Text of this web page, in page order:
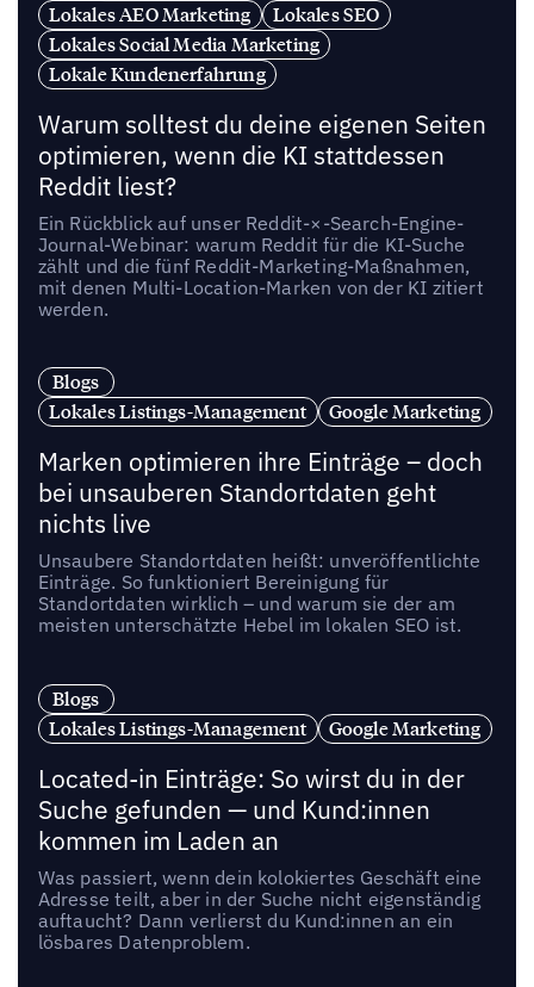
Lokales AEO Marketing
Lokales SEO
Lokales Social Media Marketing
Lokale Kundenerfahrung
Warum solltest du deine eigenen Seiten
optimieren, wenn die KI stattdessen
Reddit liest?
Ein Rückblick auf unser Reddit-×-Search-Engine-
Journal-Webinar: warum Reddit für die KI-Suche
zählt und die fünf Reddit-Marketing-Maßnahmen,
mit denen Multi-Location-Marken von der KI zitiert
werden.
Blogs
Lokales Listings-Management
Google Marketing
Marken optimieren ihre Einträge – doch
bei unsauberen Standortdaten geht
nichts live
Unsaubere Standortdaten heißt: unveröffentlichte
Einträge. So funktioniert Bereinigung für
Standortdaten wirklich – und warum sie der am
meisten unterschätzte Hebel im lokalen SEO ist.
Blogs
Lokales Listings-Management
Google Marketing
Located-in Einträge: So wirst du in der
Suche gefunden — und Kund:innen
kommen im Laden an
Was passiert, wenn dein kolokiertes Geschäft eine
Adresse teilt, aber in der Suche nicht eigenständig
auftaucht? Dann verlierst du Kund:innen an ein
lösbares Datenproblem.